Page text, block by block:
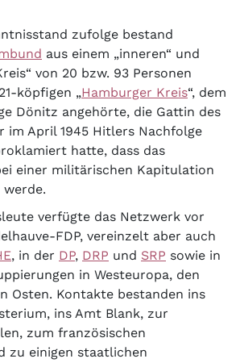
zufolge bestand
aus einem „inneren“ und
von 20 bzw. 93 Personen
köpfigen „Hamburger Kreis“, dem
Dönitz angehörte, die Gattin des
im April 1945 Hitlers Nachfolge
hatte, dass das
einer militärischen Kapitulation
verfügte das Netzwerk vor
FDP, vereinzelt aber auch
, in der DP, DRP und SRP sowie in
in Westeuropa, den
Osten. Kontakte bestanden ins
ins Amt Blank, zur
zum französischen
zu einigen staatlichen